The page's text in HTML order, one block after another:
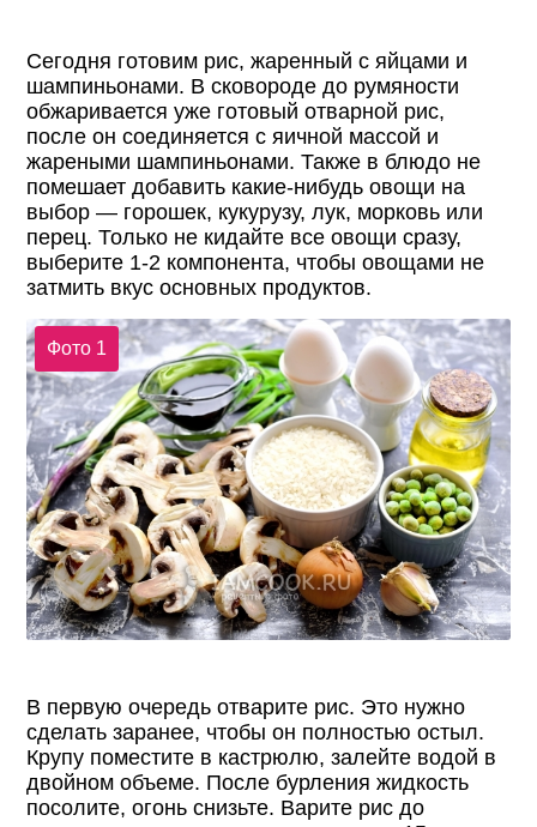
Сегодня готовим рис, жаренный с яйцами и
шампиньонами. В сковороде до румяности
обжаривается уже готовый отварной рис,
после он соединяется с яичной массой и
жареными шампиньонами. Также в блюдо не
помешает добавить какие-нибудь овощи на
выбор — горошек, кукурузу, лук, морковь или
перец. Только не кидайте все овощи сразу,
выберите 1-2 компонента, чтобы овощами не
затмить вкус основных продуктов.
Фото 1
В первую очередь отварите рис. Это нужно
сделать заранее, чтобы он полностью остыл.
Крупу поместите в кастрюлю, залейте водой в
двойном объеме. После бурления жидкость
посолите, огонь снизьте. Варите рис до